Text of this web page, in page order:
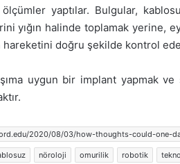
ölçümler yaptılar. Bulgular,
yığın halinde toplamak yerine,
doğru şekilde kontrol
uygun bir implant yapmak
2020/08/03/how-thoughts-could-one-
nöroloji omurilik robotik